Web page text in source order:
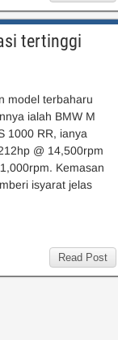
tertinggi
model terbaharu
ialah BMW M
1000 RR, ianya
@ 14,500rpm
Kemasan
isyarat jelas
Read Post